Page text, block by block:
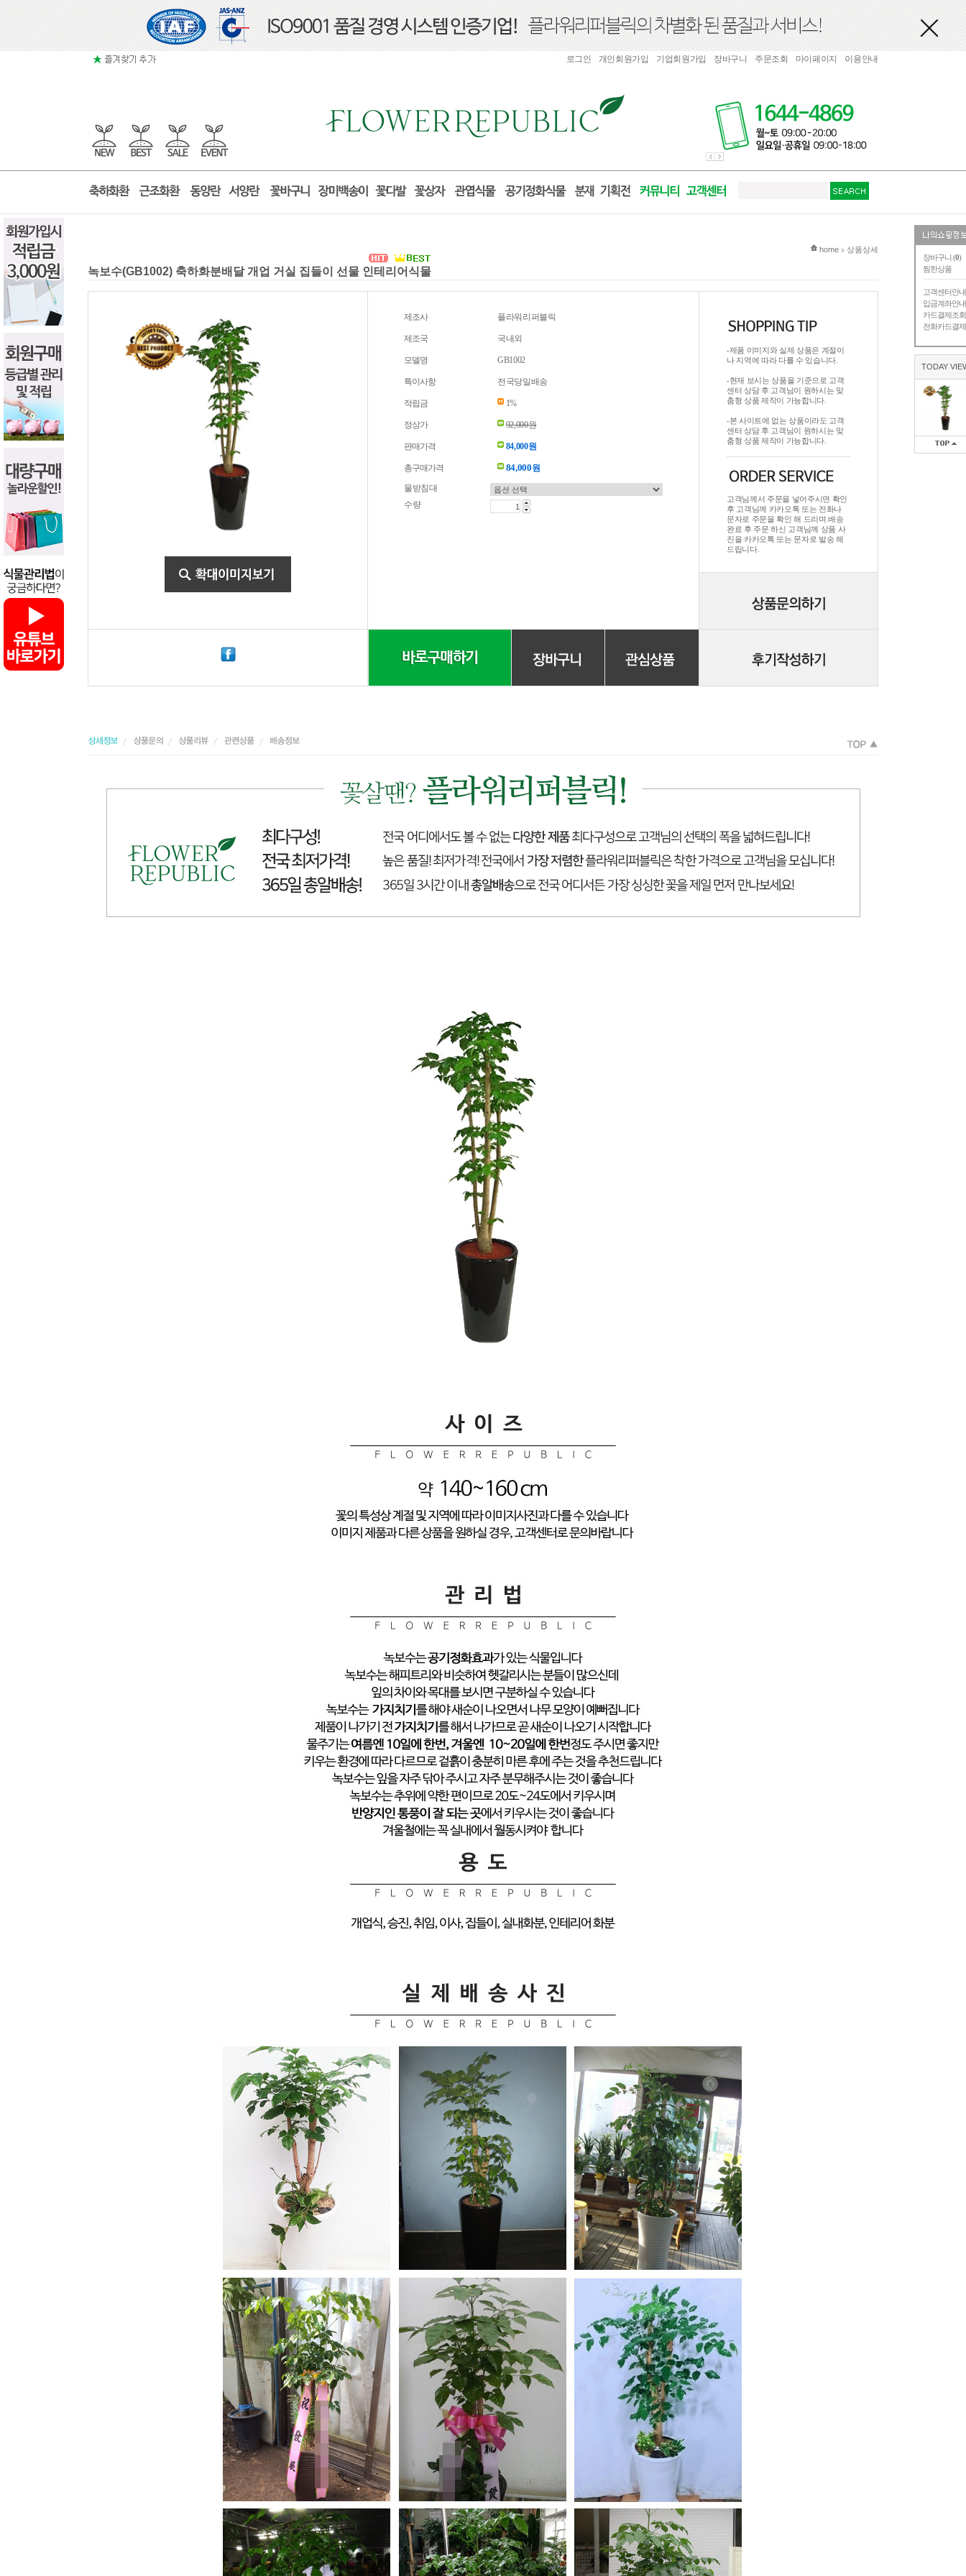
장바구니 (0)
찜한상품
고객센터안내
입금계좌안내
카드결제조회
전화카드결제
TODAY
로그인 개인회원가입 기업회원가입 장바구니 주문조회 마이페이지 이용안내
현재 위치
home > 상품상세
녹보수(GB1002) 축하화분배달 개업 거실 집들이 선물 인테리어식물
제조사 플라워리퍼블릭
제조국 국내외
모델명 GB1002
특이사항 전국당일배송
적립금 1%
정상가 92,000원
판매가격 84,000원
총구매가격 84,000원
물받침대
수량
-제품 이미지와 실제 상품은 계절이
나 지역에 따라 다를 수 있습니다.
-현재 보시는 상품을 기준으로 고객
센터 상담 후 고객님이 원하시는 맞
춤형 상품 제작이 가능합니다.
-본 사이트에 없는 상품이라도 고객
센터 상담 후 고객님이 원하시는 맞
춤형 상품 제작이 가능합니다.
고객님께서 주문을 넣어주시면 확인
후 고객님께 카카오톡 또는 전화나
문자로 주문을 확인 해 드리며.배송
완료 후 주문 하신 고객님께 상품 사
진을 카카오톡 또는 문자로 발송 해
드립니다.